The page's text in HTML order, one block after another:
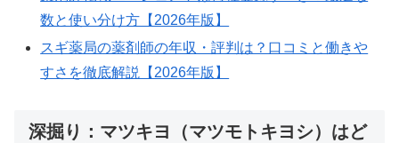
数と使い分け方【2026年版】
スギ薬局の薬剤師の年収・評判は？口コミと働きや
すさを徹底解説【2026年版】
深掘り：マツキヨ（マツモトキヨシ）はど